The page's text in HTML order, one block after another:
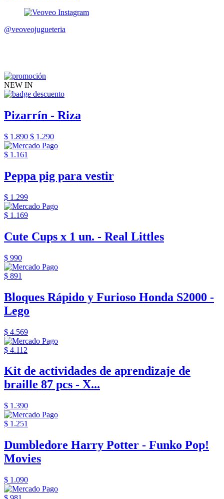
@veoveojugueteria
NEW IN
Pizarrín - Riza
$ 1.890 $ 1.290
$ 1.161
Peppa pig para vestir
$ 1.299
$ 1.169
Cute Cups x 1 un. - Real Littles
$ 990
$ 891
Bloques Rápido y Furioso Honda S2000 -
Lego
$ 4.569
$ 4.112
Kit de actividades de aprendizaje de
braille 87 pcs - X...
$ 1.390
$ 1.251
Dumbledore Harry Potter - Funko Pop!
Movies
$ 1.090